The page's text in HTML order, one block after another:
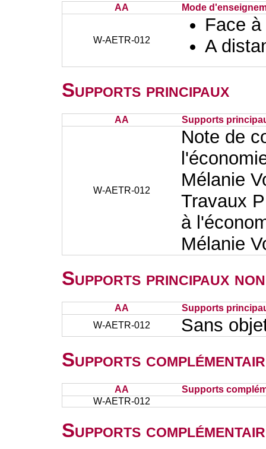
AA Mode
W-AETR-012
Face
A
Supports principaux
AA Supports
W-AETR-012
Note de
Mélanie
Travaux
à
Mélanie
Supports principaux
AA
Supports
W-AETR-012
Sans
Supports
AA
Supports
W-AETR-012
Supports